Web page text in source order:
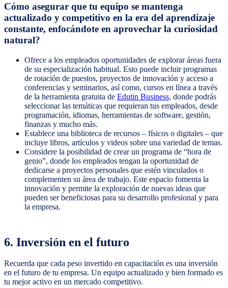
Cómo asegurar que tu equipo se mantenga
actualizado y competitivo en la era del aprendizaje
constante, enfocándote en aprovechar la curiosidad
natural?
Ofrece a los empleados oportunidades de explorar áreas fuera
de su especialización habitual. Esto puede incluir programas
de rotación de puestos, proyectos de innovación y acceso a
conferencias y seminarios, así como, cursos en línea a través
de la herramienta gratuita de Edutin Business, donde podrás
seleccionar las temáticas que requieran tus empleados, desde
programación, idiomas, herramientas de software, gestión,
finanzas y mucho más.
Establece una biblioteca de recursos – físicos o digitales – que
incluye libros, artículos y videos sobre una variedad de temas.
Considere la posibilidad de crear un programa de “hora de
genio”, donde los empleados tengan la oportunidad de
dedicarse a proyectos personales que estén vinculados o
complementen su área de trabajo. Este espacio fomenta la
innovación y permite la exploración de nuevas ideas que
pueden ser beneficiosas para su desarrollo profesional y para
la empresa.
6. Inversión en el futuro
Recuerda que cada peso invertido en capacitación es una inversión
en el futuro de tu empresa. Un equipo actualizado y bien formado es
tu mejor activo en un mercado competitivo.